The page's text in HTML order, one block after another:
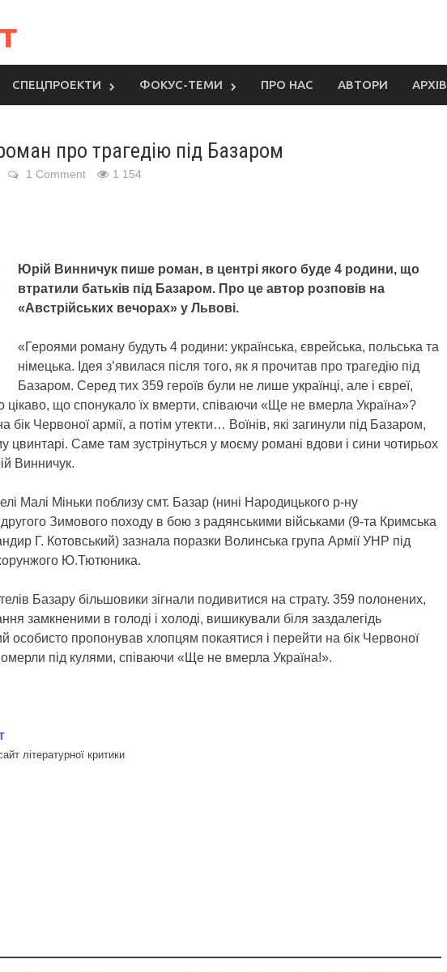
СПЕЦПРОЕКТИ ФОКУС-ТЕМИ ПРО НАС АВТОРИ АРХІВ
про трагедію під Базаром
1 Comment 1 154
Юрій Винничук пише роман, в центрі якого буде 4 родини, що
втратили батьків під Базаром. Про це автор розповів на
«Австрійських вечорах» у Львові.
«Героями роману будуть 4 родини: українська, єврейська, польська та
німецька. Ідея з’явилася після того, як я прочитав про трагедію під
Базаром. Серед тих 359 героїв були не лише українці, але і євреї,
цікаво, що спонукало їх вмерти, співаючи «Ще не вмерла Україна»?
Червоної армії, а потім утекти… Воїнів, які загинули під Базаром,
цвинтарі. Саме там зустрінуться у моєму романі вдови і сини чотирьох
Винничук.
Малі Міньки поблизу смт. Базар (нині Народицького р-ну
Зимового походу в бою з радянськими військами (9-та Кримська
Г. Котовський) зазнала поразки Волинська група Армії УНР під
Ю.Тютюника.
Базару більшовики зігнали подивитися на страту. 359 полонених,
замкненими в голоді і холоді, вишикували біля заздалегідь
особисто пропонував хлопцям покаятися і перейти на бік Червоної
під кулями, співаючи «Ще не вмерла Україна!».
літературної критики